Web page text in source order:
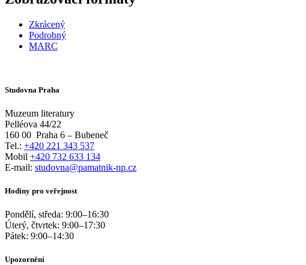
Zkrácený
Podrobný
MARC
Studovna Praha
Muzeum literatury
Pelléova 44/22
160 00 Praha 6 – Bubeneč
Tel.: +420 221 343 537
Mobil +420 732 633 134
E-mail: studovna@pamatnik-np.cz
Hodiny pro veřejnost
Pondělí, středa: 9:00–16:30
Úterý, čtvrtek: 9:00–17:30
Pátek: 9:00–14:30
Upozornění